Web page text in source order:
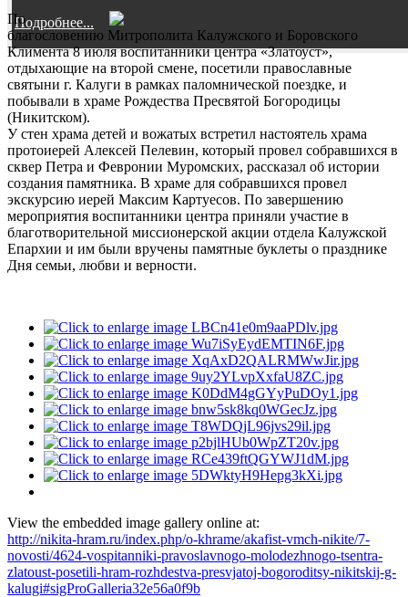
Подробнее...
По
благословению Митрополита Калужского и Боровского
Климента 8 июля воспитанники центра «Златоуст»,
отдыхающие на второй смене, посетили православные
святыни г. Калуги в рамках паломнической поездке, и
побывали в храме Рождества Пресвятой Богородицы
(Никитском).
У стен храма детей и вожатых встретил настоятель храма
протоиерей Алексей Пелевин, который провел собравшихся в
сквер Петра и Февронии Муромских, рассказал об истории
создания памятника. В храме для собравшихся провел
экскурсию иерей Максим Картуесов. По завершению
мероприятия воспитанники центра приняли участие в
благотворительной миссионерской акции отдела Калужской
Епархии и им были вручены памятные буклеты о празднике
Дня семьи, любви и верности.
View the embedded image gallery online at:
http://nikita-hram.ru/index.php/o-khrame/akafist-vmch-nikite/7-
novosti/4624-vospitanniki-pravoslavnogo-molodezhnogo-tsentra-
zlatoust-posetili-hram-rozhdestva-presvjatoj-bogoroditsy-nikitskij-g-
kalugi#sigProGalleria32e56a0f9b